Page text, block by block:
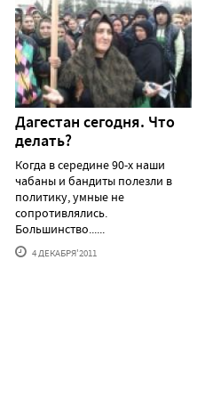
Дагестан сегодня. Что
делать?
Когда в середине 90-х наши
чабаны и бандиты полезли в
политику, умные не
сопротивлялись.
Большинство......
4 ДЕКАБРЯ'2011